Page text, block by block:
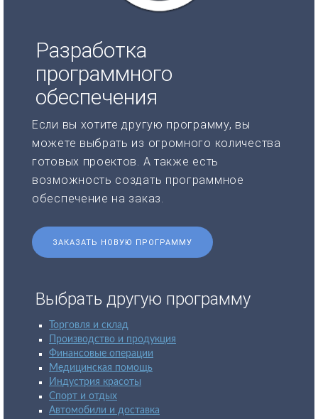
Разработка
программного
обеспечения
Если вы хотите другую программу, вы
можете выбрать из огромного количества
готовых проектов. А также есть
возможность создать программное
обеспечение на заказ.
ЗАКАЗАТЬ НОВУЮ ПРОГРАММУ
Выбрать другую программу
Торговля и склад
Производство и продукция
Финансовые операции
Медицинская помощь
Индустрия красоты
Спорт и отдых
Автомобили и доставка